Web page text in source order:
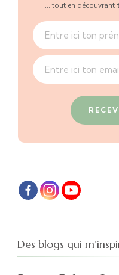
... tout en découvrant
Des blogs qui